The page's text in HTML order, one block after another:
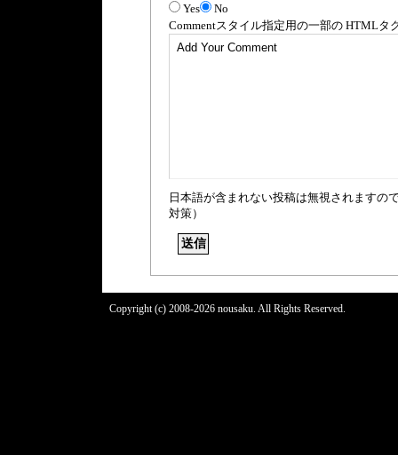
Yes
No
Commentスタイル指定用の一部の HTMLタ
日本語が含まれない投稿は無視されますの
対策）
Copyright (c) 2008-2026 nousaku. All Rights Reserved.